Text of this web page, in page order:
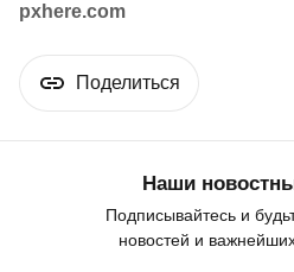
pxhere.com
Поделиться
Наши
Подписывайтесь и
новостей и